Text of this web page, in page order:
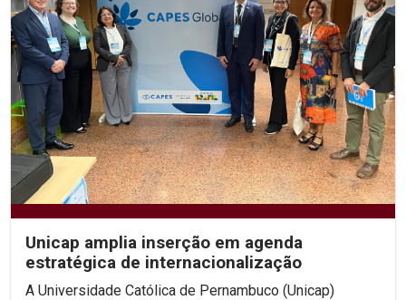
Unicap amplia inserção em agenda
estratégica de internacionalização
A Universidade Católica de Pernambuco (Unicap)